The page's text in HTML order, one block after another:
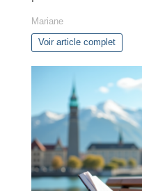
Mariane
Voir article complet